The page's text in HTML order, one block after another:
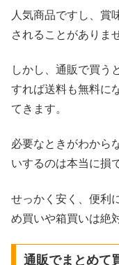
人気商品ですし、賞
されることがありま
しかし、通販で買う
すれば送料も無料に
てきます。
必要なときがわから
いするのは本当に損
せっかく安く、便利
め買いや箱買いは絶
通販でまとめて